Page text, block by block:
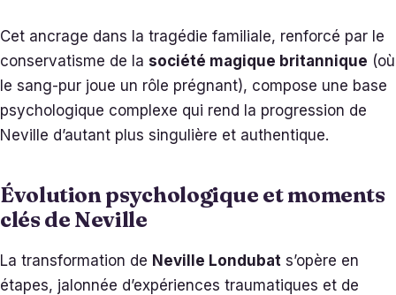
Cet ancrage dans la tragédie familiale, renforcé par le
conservatisme de la société magique britannique (où
le sang-pur joue un rôle prégnant), compose une base
psychologique complexe qui rend la progression de
Neville d’autant plus singulière et authentique.
Évolution psychologique et moments
clés de Neville
La transformation de Neville Londubat s’opère en
étapes, jalonnée d’expériences traumatiques et de